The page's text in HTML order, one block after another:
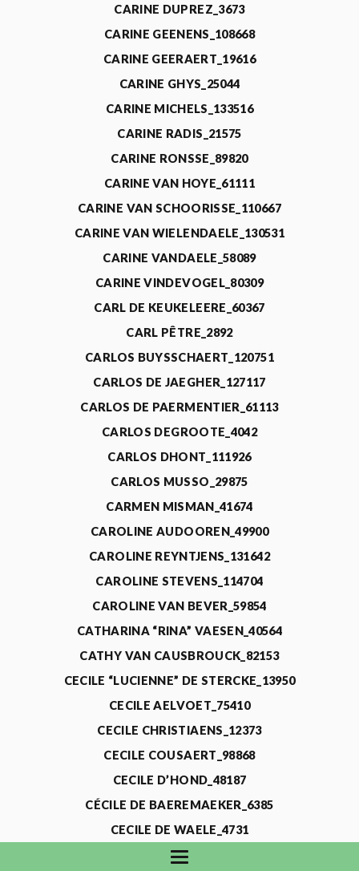
CARINE DUPREZ_3673
CARINE GEENENS_108668
CARINE GEERAERT_19616
CARINE GHYS_25044
CARINE MICHELS_133516
CARINE RADIS_21575
CARINE RONSSE_89820
CARINE VAN HOYE_61111
CARINE VAN SCHOORISSE_110667
CARINE VAN WIELENDAELE_130531
CARINE VANDAELE_58089
CARINE VINDEVOGEL_80309
CARL DE KEUKELEERE_60367
CARL PÊTRE_2892
CARLOS BUYSSCHAERT_120751
CARLOS DE JAEGHER_127117
CARLOS DE PAERMENTIER_61113
CARLOS DEGROOTE_4042
CARLOS DHONT_111926
CARLOS MUSSO_29875
CARMEN MISMAN_41674
CAROLINE AUDOOREN_49900
CAROLINE REYNTJENS_131642
CAROLINE STEVENS_114704
CAROLINE VAN BEVER_59854
CATHARINA “RINA” VAESEN_40564
CATHY VAN CAUSBROUCK_82153
CECILE “LUCIENNE” DE STERCKE_13950
CECILE AELVOET_75410
CECILE CHRISTIAENS_12373
CECILE COUSAERT_98868
CECILE D’HOND_48187
CÉCILE DE BAEREMAEKER_6385
CECILE DE WAELE_4731
CECILE DEVOS_115318